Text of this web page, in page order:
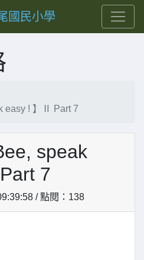
國民小學
easy ! 】Ⅱ Part 7
speak
7
/ 點閱：138